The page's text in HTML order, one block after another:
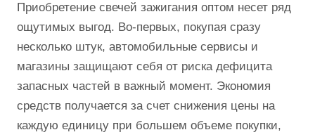
Приобретение свечей зажигания оптом несет ряд
ощутимых выгод. Во-первых, покупая сразу
несколько штук, автомобильные сервисы и
магазины защищают себя от риска дефицита
запасных частей в важный момент. Экономия
средств получается за счет снижения цены на
каждую единицу при большем объеме покупки,